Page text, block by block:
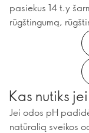
pasiekus 14 t.y
rūgštingumą,
Kas nutiks
Jei odos pH
natūralią sveikos